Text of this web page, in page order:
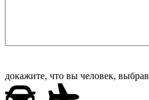
докажите, что вы человек, выбрав